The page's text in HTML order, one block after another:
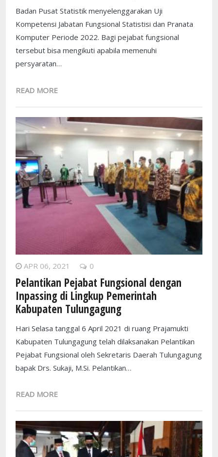
Badan Pusat Statistik menyelenggarakan Uji
Kompetensi Jabatan Fungsional Statistisi dan Pranata
Komputer Periode 2022. Bagi pejabat fungsional
tersebut bisa mengikuti apabila memenuhi
persyaratan…
READ MORE
APR 06, 2021 0
Pelantikan Pejabat Fungsional dengan
Inpassing di Lingkup Pemerintah
Kabupaten Tulungagung
Hari Selasa tanggal 6 April 2021 di ruang Prajamukti
Kabupaten Tulungagung telah dilaksanakan Pelantikan
Pejabat Fungsional oleh Sekretaris Daerah Tulungagung
bapak Drs. Sukaji, M.Si. Pelantikan…
READ MORE